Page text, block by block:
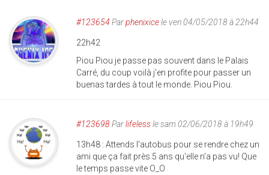
#123654 Parphenixicele ven 04/05/2018 à 22h44
22h42
Piou Piou je passe pas souvent dans le Palais
Carré, du coup voilà j'en profite pour passer un
buenas tardes à tout le monde. Piou Piou.
#123698Parlifelessle sam 02/06/2018 à 19h49
13h48 : Attends l'autobus pour se rendre chez un
ami que ça fait près 5 ans qu'elle n'a pas vu! Que
le temps passe vite O_O